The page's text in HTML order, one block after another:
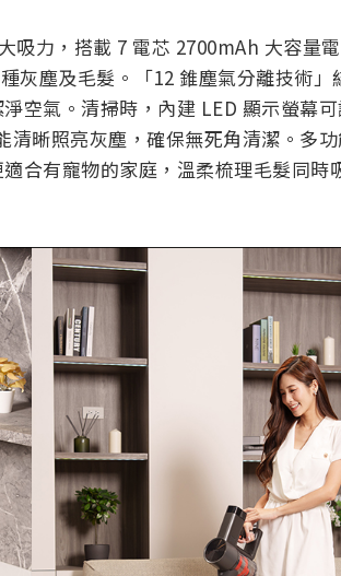
吸力，搭載 7 電芯 2700mAh 大容量
灰塵及毛髮。「12 錐塵氣分離技術」
空氣。清掃時，內建 LED 顯示螢幕
晰照亮灰塵，確保無死角清潔。多
合有寵物的家庭，溫柔梳理毛髮同時